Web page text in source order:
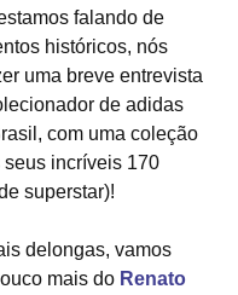
falando de
históricos, nós
uma breve entrevista
de adidas
com uma coleção
incríveis 170
superstar)!
mais do Renato